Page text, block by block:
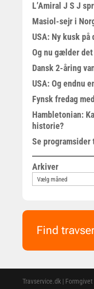
L’Amiral J S J
Masiol-sejr i
USA: Ny kusk på
Og nu gælder
Dansk 2-åring
USA: Og endnu
Fynsk fredag
Hambletonian:
historie?
Se
Arkiver
Find
Travservice.dk |